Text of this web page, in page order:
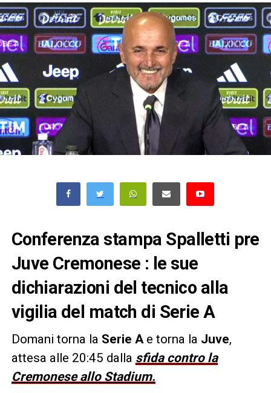
Conferenza stampa Spalletti pre
Juve Cremonese : le sue
dichiarazioni del tecnico alla
vigilia del match di Serie A
Domani torna la Serie A e torna la Juve,
attesa alle 20:45 dalla sfida contro la
Cremonese allo Stadium.